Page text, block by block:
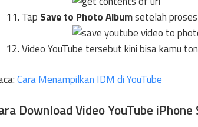
Tap Save to Photo Albumsetelah
Video YouTube tersebut kini bisa kamu
Cara Menampilkan IDM di YouTube
Download Video YouTube